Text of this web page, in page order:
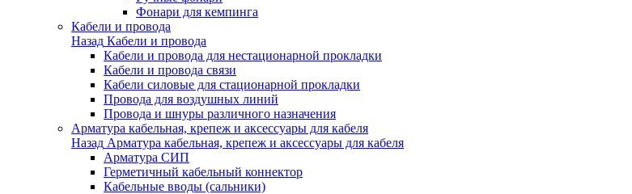
Фонари для кемпинга
Кабели и провода
Назад Кабели и провода
Кабели и провода для нестационарной прокладки
Кабели и провода связи
Кабели силовые для стационарной прокладки
Провода для воздушных линий
Провода и шнуры различного назначения
Арматура кабельная, крепеж и аксессуары для кабеля
Назад Арматура кабельная, крепеж и аксессуары для кабеля
Арматура СИП
Герметичный кабельный коннектор
Кабельные вводы (сальники)